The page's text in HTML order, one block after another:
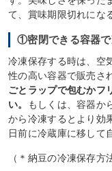
て、賞味期限切れにな
①密閉できる容器で
冷凍保存する時は、空
性の高い容器で販売さ
ごとラップで包むかフ
い。
もしくは、容器か
から冷凍するとより効
日前に冷蔵庫に移して
（＊納豆の冷凍保存方